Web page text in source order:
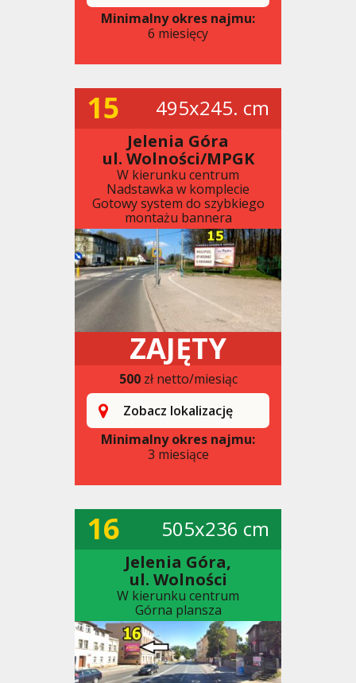
Minimalny okres najmu:
6 miesięcy
15 495x245. cm
Jelenia Góra
ul. Wolności/MPGK
W kierunku centrum
Nadstawka w komplecie
Gotowy system do szybkiego
montażu bannera
ZAJĘTY
500zł netto/miesiąc
Zobacz lokalizację
Minimalny okres najmu:
3 miesiące
16 505x236 cm
Jelenia Góra,
ul. Wolności
W kierunku centrum
Górna plansza